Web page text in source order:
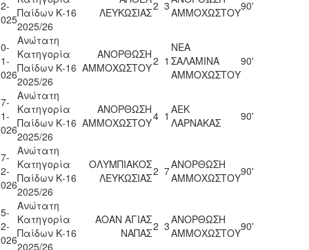
Παίδων Κ-16
2025/26
ΛΕΥΚΩΣΙΑΣ2 3ΑΜΜΟΧΩΣΤΟΥ90'
Ανώτατη
Κατηγορία
Παίδων Κ-16
2025/26
ΑΝΟΡΘΩΣΗ
ΑΜΜΟΧΩΣΤΟΥ2 1
ΝΕΑ
ΣΑΛΑΜΙΝΑ
ΑΜΜΟΧΩΣΤΟΥ
90'
Ανώτατη
Κατηγορία
Παίδων Κ-16
2025/26
ΑΝΟΡΘΩΣΗ
ΑΜΜΟΧΩΣΤΟΥ4 1 ΑΕΚ
ΛΑΡΝΑΚΑΣ
90'
Ανώτατη
Κατηγορία
Παίδων Κ-16
2025/26
ΟΛΥΜΠΙΑΚΟΣ
ΛΕΥΚΩΣΙΑΣ2 7ΑΝΟΡΘΩΣΗ
ΑΜΜΟΧΩΣΤΟΥ90'
Ανώτατη
Κατηγορία
Παίδων Κ-16
2025/26
ΑΟΑΝ ΑΓΙΑΣ
ΝΑΠΑΣ2 3ΑΝΟΡΘΩΣΗ
ΑΜΜΟΧΩΣΤΟΥ90'